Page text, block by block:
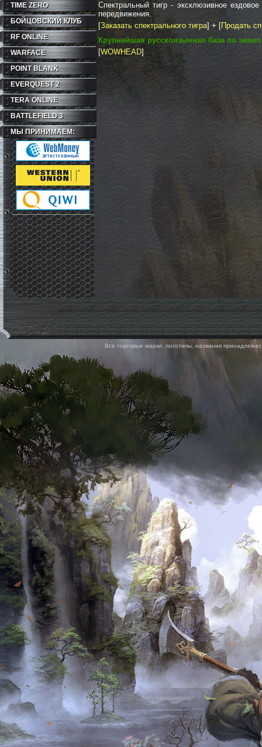
TIME ZERO
БОЙЦОВСКИЙ КЛУБ
RF ONLINE
WARFACE
POINT BLANK
EVERQUEST 2
TERA ONLINE
BATTLEFIELD 3
МЫ ПРИНИМАЕМ:
Спектральный тигр - эксклюзивное
передвижения.
[Заказать спектрального тигра] + [Продать
Крупнейшая русскоязычная база по эквип
[WOWHEAD]
Все торговые марки, логотипы, названия